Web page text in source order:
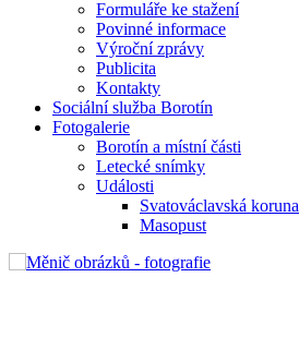
Formuláře ke stažení
Povinné informace
Výroční zprávy
Publicita
Kontakty
Sociální služba Borotín
Fotogalerie
Borotín a místní části
Letecké snímky
Události
Svatováclavská koruna
Masopust